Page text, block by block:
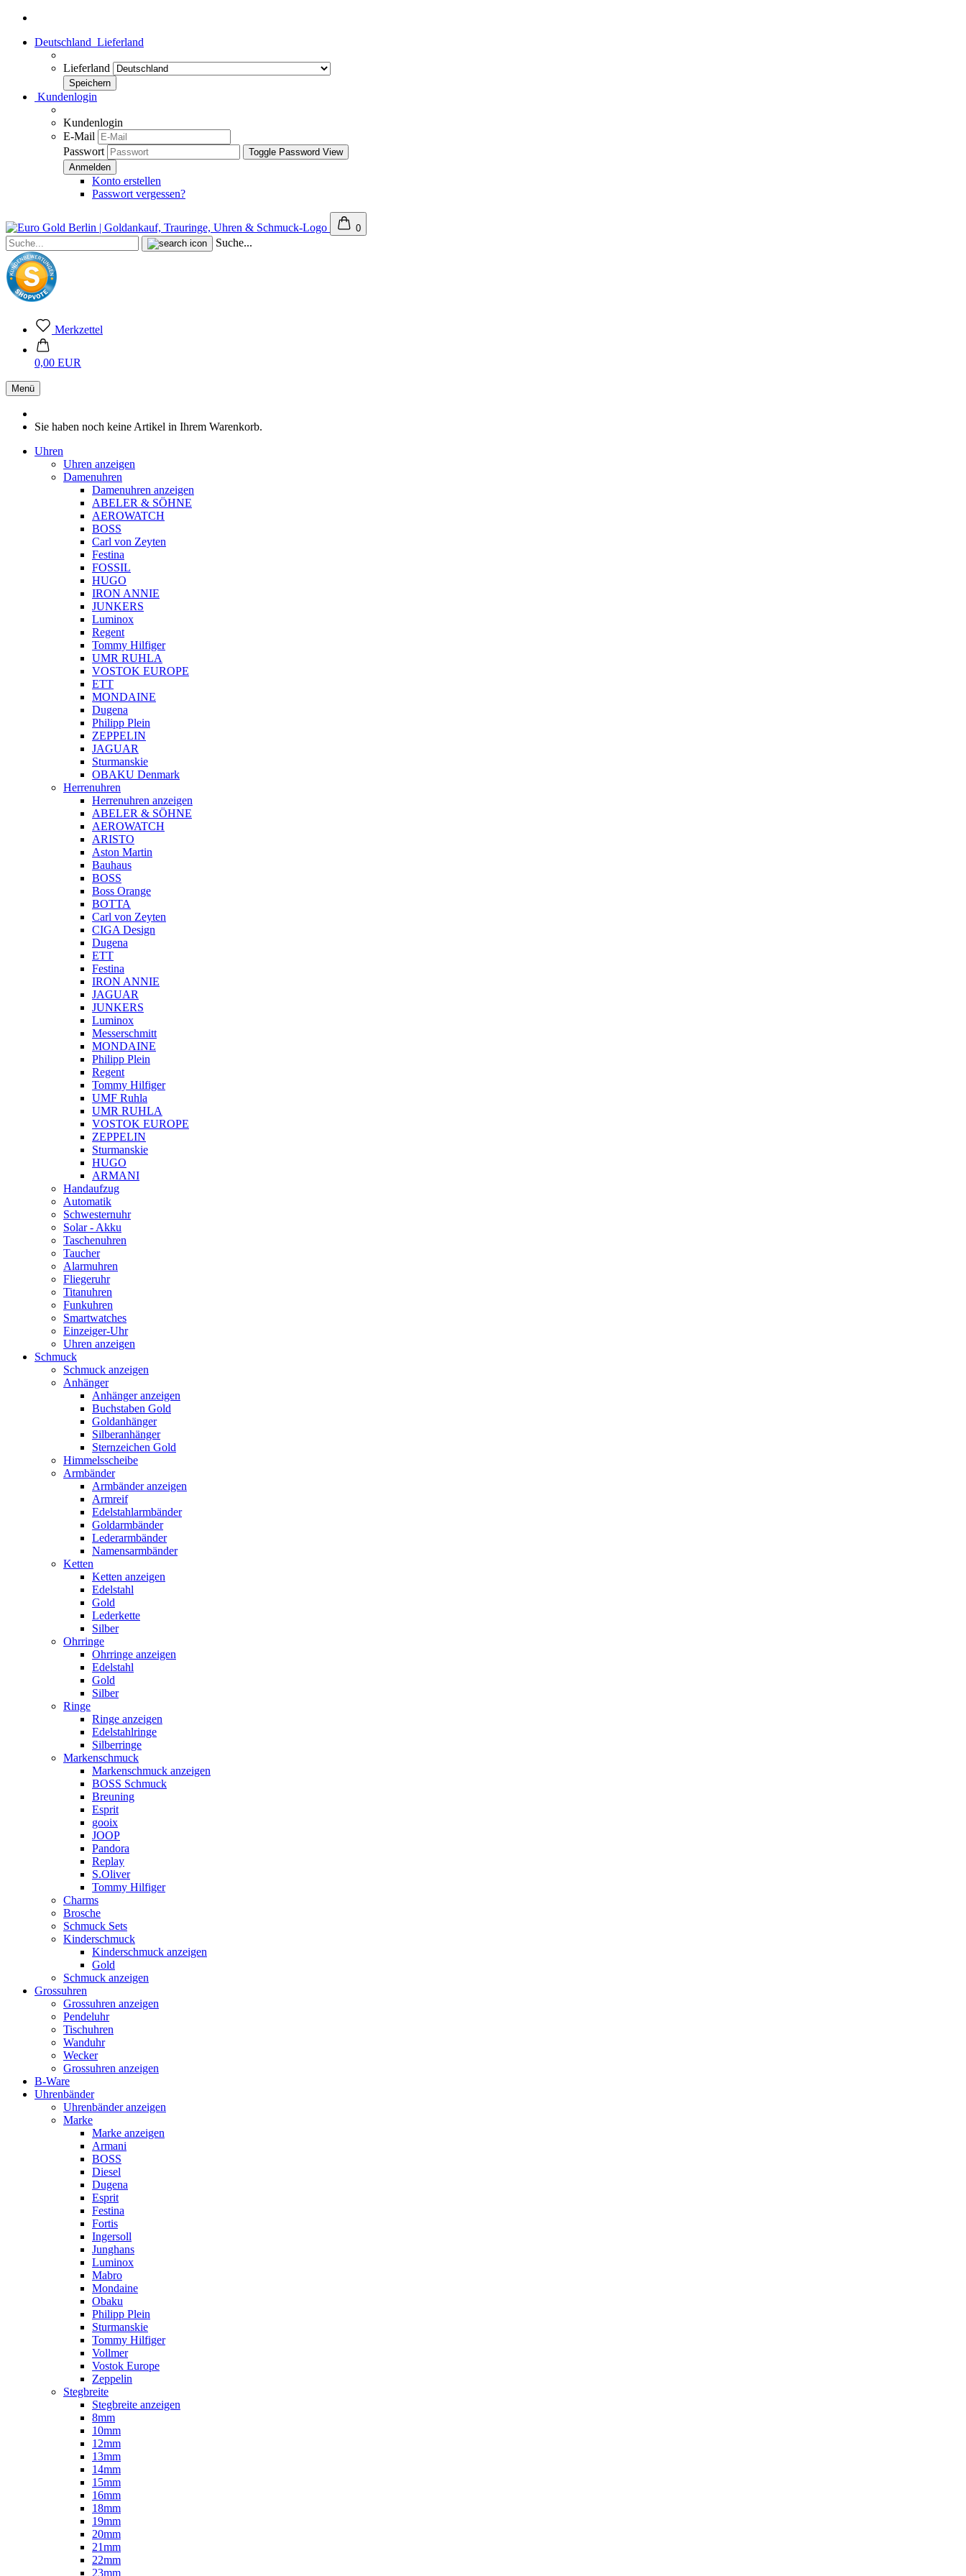
Deutschland Lieferland
Lieferland
Kundenlogin
Kundenlogin
E-Mail
Passwort
Toggle Password View
Konto erstellen
Passwort vergessen?
0
Suche...
Merkzettel
0,00 EUR
Menü
Sie haben noch keine Artikel in Ihrem Warenkorb.
Uhren
Uhren anzeigen
Damenuhren
Damenuhren anzeigen
ABELER & SÖHNE
AEROWATCH
BOSS
Carl von Zeyten
Festina
FOSSIL
HUGO
IRON ANNIE
JUNKERS
Luminox
Regent
Tommy Hilfiger
UMR RUHLA
VOSTOK EUROPE
ETT
MONDAINE
Dugena
Philipp Plein
ZEPPELIN
JAGUAR
Sturmanskie
OBAKU Denmark
Herrenuhren
Herrenuhren anzeigen
ABELER & SÖHNE
AEROWATCH
ARISTO
Aston Martin
Bauhaus
BOSS
Boss Orange
BOTTA
Carl von Zeyten
CIGA Design
Dugena
ETT
Festina
IRON ANNIE
JAGUAR
JUNKERS
Luminox
Messerschmitt
MONDAINE
Philipp Plein
Regent
Tommy Hilfiger
UMF Ruhla
UMR RUHLA
VOSTOK EUROPE
ZEPPELIN
Sturmanskie
HUGO
ARMANI
Handaufzug
Automatik
Schwesternuhr
Solar - Akku
Taschenuhren
Taucher
Alarmuhren
Fliegeruhr
Titanuhren
Funkuhren
Smartwatches
Einzeiger-Uhr
Uhren anzeigen
Schmuck
Schmuck anzeigen
Anhänger
Anhänger anzeigen
Buchstaben Gold
Goldanhänger
Silberanhänger
Sternzeichen Gold
Himmelsscheibe
Armbänder
Armbänder anzeigen
Armreif
Edelstahlarmbänder
Goldarmbänder
Lederarmbänder
Namensarmbänder
Ketten
Ketten anzeigen
Edelstahl
Gold
Lederkette
Silber
Ohrringe
Ohrringe anzeigen
Edelstahl
Gold
Silber
Ringe
Ringe anzeigen
Edelstahlringe
Silberringe
Markenschmuck
Markenschmuck anzeigen
BOSS Schmuck
Breuning
Esprit
gooix
JOOP
Pandora
Replay
S.Oliver
Tommy Hilfiger
Charms
Brosche
Schmuck Sets
Kinderschmuck
Kinderschmuck anzeigen
Gold
Schmuck anzeigen
Grossuhren
Grossuhren anzeigen
Pendeluhr
Tischuhren
Wanduhr
Wecker
Grossuhren anzeigen
B-Ware
Uhrenbänder
Uhrenbänder anzeigen
Marke
Marke anzeigen
Armani
BOSS
Diesel
Dugena
Esprit
Festina
Fortis
Ingersoll
Junghans
Luminox
Mabro
Mondaine
Obaku
Philipp Plein
Sturmanskie
Tommy Hilfiger
Vollmer
Vostok Europe
Zeppelin
Stegbreite
Stegbreite anzeigen
8mm
10mm
12mm
13mm
14mm
15mm
16mm
18mm
19mm
20mm
21mm
22mm
23mm